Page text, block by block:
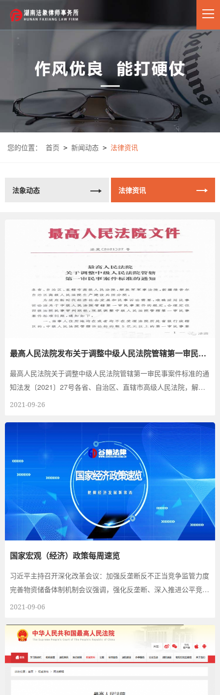
您的位置： 首页 > 新闻动态 > 法律资讯
法象动态 法律资讯
最高人民法院发布关于调整中级人民法院管辖第一审民事
案件标准的通知，中级法院一审案件管...
最高人民法院关于调整中级人民法院管辖第一审民事案件标准的通
知法发〔2021〕27号各省、自治区、直辖市高级人民法院，解放
军军事法院，新疆维...
2021-09-26
国家宏观（经济）政策每周速览
习近平主持召开深化改革会议：加强反垄断反不正当竞争监管力度
完善物资储备体制机制会议强调，强化反垄断、深入推进公平竞争
政策实施，是完...
2021-09-06